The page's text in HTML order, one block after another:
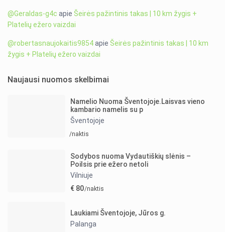
@Geraldas-g4c apie Šeirės pažintinis takas | 10 km žygis +
Platelių ežero vaizdai
@robertasnaujokaitis9854apie Šeirės pažintinis takas | 10 km
žygis + Platelių ežero vaizdai
Naujausi nuomos skelbimai
Namelio Nuoma Šventojoje.Laisvas vieno
kambario namelis su p
Šventojoje
/naktis
Sodybos nuoma Vydautiškių slėnis –
Poilsis prie ežero netoli
Vilniuje
€ 80/naktis
Laukiami Šventojoje, Jūros g.
Palanga